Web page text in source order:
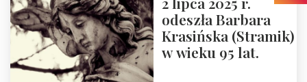
Ćwierćwiecza”
odeszła Barbara
Krasińska (Stramik)
w wieku 95 lat.